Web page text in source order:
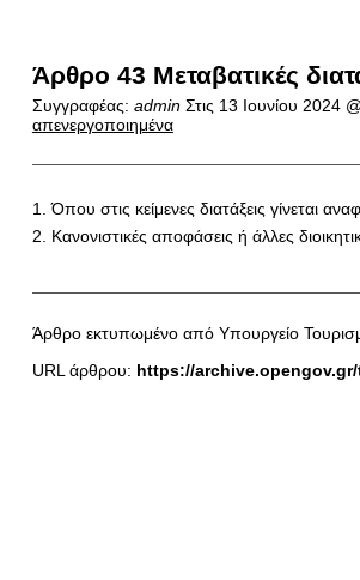
Άρθρο 43 Μεταβατικές
Συγγραφέας: adminΣτις 13 Ιουνίου 2024
απενεργοποιημένα
1. Όπου στις κείμενες διατάξεις γίνεται
2. Κανονιστικές αποφάσεις ή άλλες
Άρθρο εκτυπωμένο από Υπουργείο
URL άρθρου: https://